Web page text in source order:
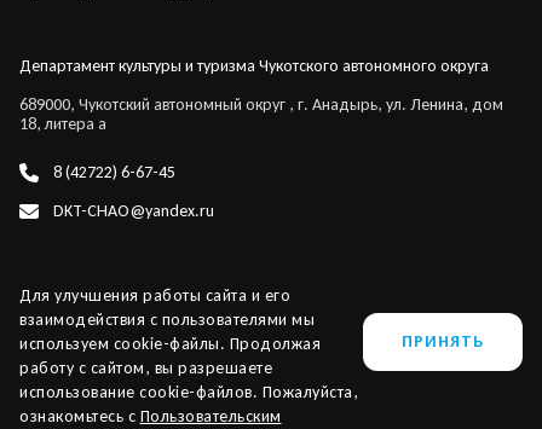
Департамент культуры и туризма Чукотского автономного округа
689000, Чукотский автономный округ , г. Анадырь, ул. Ленина, дом
18, литера а
8 (42722) 6-67-45
DKT-CHAO@yandex.ru
ChukotkaTravel 2026 ©
Для улучшения работы сайта и его
взаимодействия с пользователями мы
используем cookie-файлы. Продолжая
работу с сайтом, вы разрешаете
использование cookie-файлов. Пожалуйста,
ознакомьтесь с Пользовательским
ПРИНЯТЬ